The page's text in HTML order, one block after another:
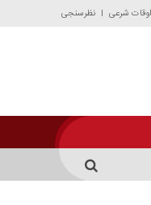
اوقات شرعی نظرسنجی